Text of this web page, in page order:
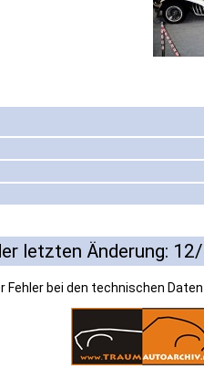
letzten Änderung:
Fehler bei den technischen